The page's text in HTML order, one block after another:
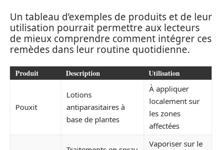
Un tableau d’exemples de produits et de leur
utilisation pourrait permettre aux lecteurs
de mieux comprendre comment intégrer ces
remèdes dans leur routine quotidienne.
Produit Description Utilisation
Pouxit
Lotions
antiparasitaires à
base de plantes
À appliquer
localement sur
les zones
affectées
Vaporiser sur le